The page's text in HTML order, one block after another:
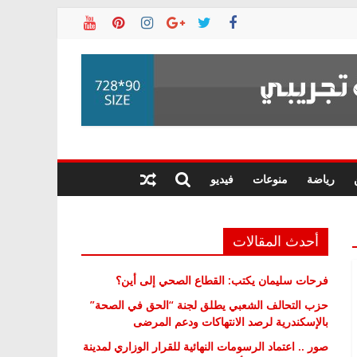
رياضة منوعات فيديو
أحدث المقالات
فرحات سليمان يكتب: القطاع الصحي إلى أين؟
حزب التحالف الشعبي يطلق لجنة “الحق في الصحة”
بالإسكندرية لرصد الانتهاكات ودعم المرضى
صور .. اعتماد الرسومات النهائية للقرار الوزاري لمدينة